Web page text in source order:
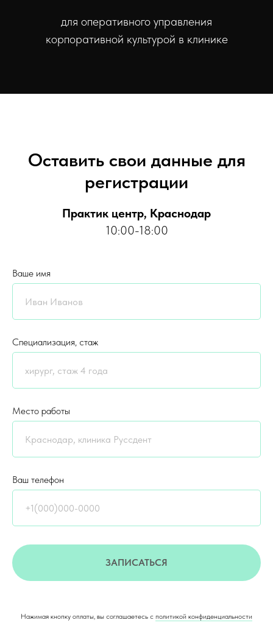
для оперативного управления
корпоративной культурой в клинике
Оставить свои данные для
регистрации
Практик центр, Краснодар
10:00-18:00
Ваше имя
Специализация, стаж
Место работы
Ваш телефон
ЗАПИСАТЬСЯ
Нажимая кнопку оплаты, вы соглашаетесь с политикой конфиденциальности